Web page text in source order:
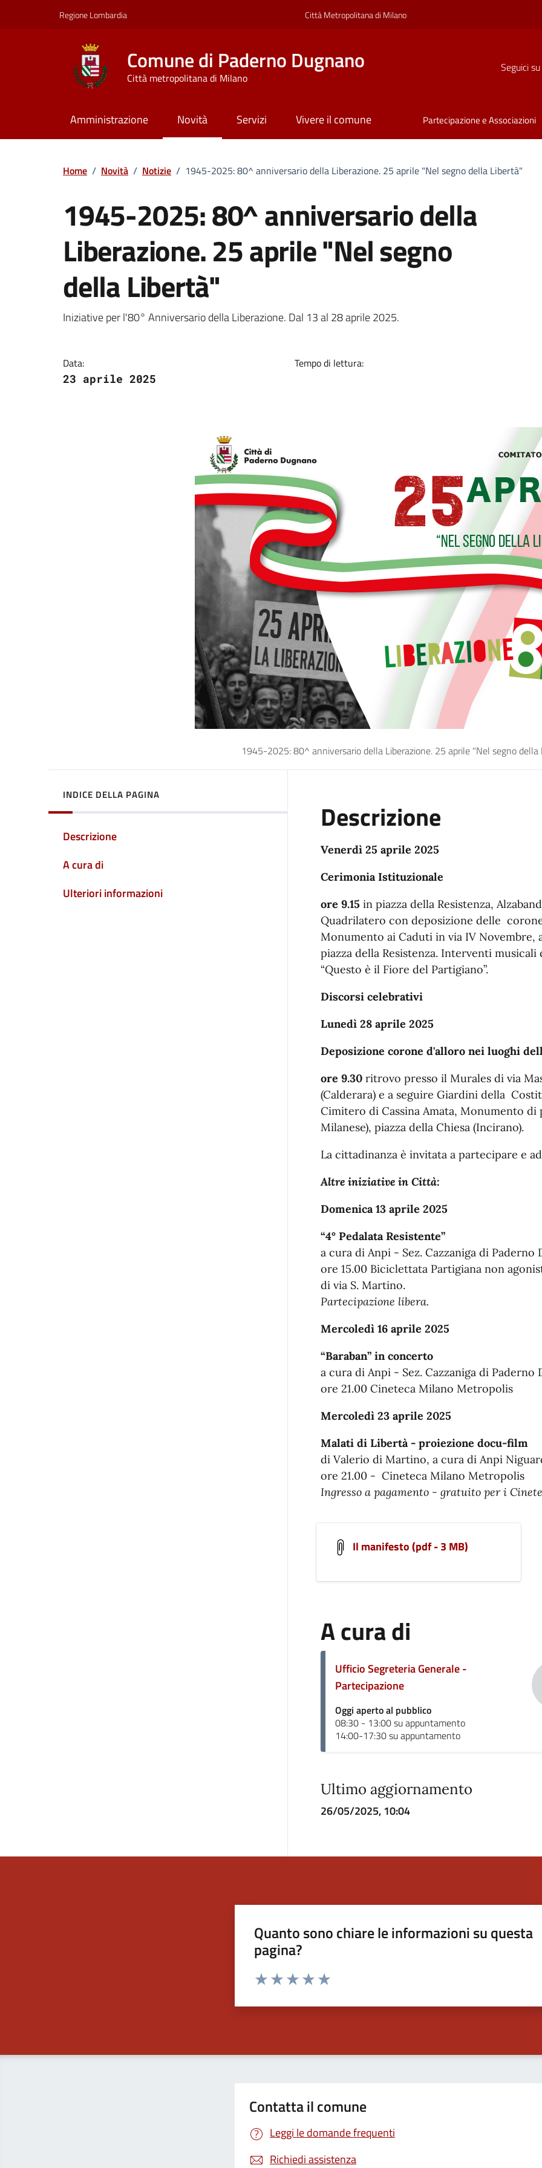
Regione Lombardia Città Metropolitana di Milano
Comune di Paderno Dugnano
Città metropolitana di Milano
Seguici su
Amministrazione Novità Servizi Vivere il comune Partecipazione e Associazioni
Home / Novità / Notizie / 1945-2025: 80^ anniversario della Liberazione. 25 aprile "Nel segno della Libertà"
1945-2025: 80^ anniversario della
Liberazione. 25 aprile "Nel segno
della Libertà"
Dettagli della notizia
Iniziative per l'80° Anniversario della Liberazione. Dal 13 al 28 aprile 2025.
Data:
23 aprile 2025
Tempo di lettura:
1945-2025: 80^ anniversario della Liberazione. 25 aprile "Nel segno della
INDICE DELLA PAGINA
Descrizione
A cura di
Ulteriori informazioni
Descrizione
Venerdì 25 aprile 2025
Cerimonia Istituzionale
ore 9.15 in piazza della Resistenza,
Quadrilatero con deposizione delle
Monumento ai Caduti in via IV
piazza della Resistenza. Interventi
“Questo è il Fiore del Partigiano”.
Discorsi celebrativi
Lunedì 28 aprile 2025
Deposizione corone d'alloro nei luoghi
ore 9.30 ritrovo presso il Murales di via
(Calderara) e a seguire Giardini della
Cimitero di Cassina Amata, Monumento di
Milanese), piazza della Chiesa (Incirano).
La cittadinanza è invitata a partecipare e
Altre iniziative in Città:
Domenica 13 aprile 2025
“4° Pedalata Resistente”
a cura di Anpi - Sez. Cazzaniga di Paderno
ore 15.00 Biciclettata Partigiana non
di via S. Martino.
Partecipazione libera.
Mercoledì 16 aprile 2025
“Baraban” in concerto
a cura di Anpi - Sez. Cazzaniga di Paderno
ore 21.00 Cineteca Milano Metropolis
Mercoledì 23 aprile 2025
Malati di Libertà - proiezione docu-film
di Valerio di Martino, a cura di Anpi
ore 21.00 - Cineteca Milano Metropolis
Ingresso a pagamento - gratuito per i
Il manifesto (pdf - 3 MB)
A cura di
Ufficio Segreteria Generale -
Partecipazione
Oggi aperto al pubblico
08:30 - 13:00 su appuntamento
14:00-17:30 su appuntamento
Ultimo aggiornamento
26/05/2025, 10:04
Quanto sono chiare le informazioni su questa
pagina?
Valuta da 1 a 5 stelle la pagina
Contatta il comune
Leggi le domande frequenti
Richiedi assistenza